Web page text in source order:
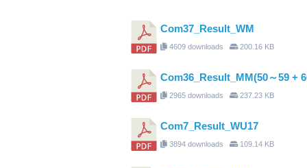
Com37_Result_WM
4609 downloads 200.16 KB
Com36_Result_MM(50～59 +
2965 downloads 237.23 KB
Com7_Result_WU17
3894 downloads 109.14 KB